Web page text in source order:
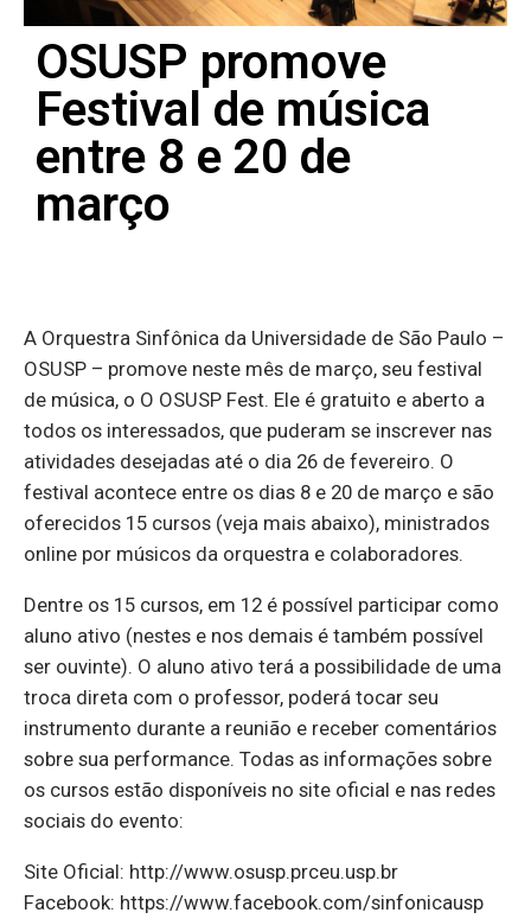
OSUSP promove
Festival de música
entre 8 e 20 de
março
A Orquestra Sinfônica da Universidade de São Paulo –
OSUSP – promove neste mês de março, seu festival
de música, o O OSUSP Fest. Ele é gratuito e aberto a
todos os interessados, que puderam se inscrever nas
atividades desejadas até o dia 26 de fevereiro. O
festival acontece entre os dias 8 e 20 de março e são
oferecidos 15 cursos (veja mais abaixo), ministrados
online por músicos da orquestra e colaboradores.
Dentre os 15 cursos, em 12 é possível participar como
aluno ativo (nestes e nos demais é também possível
ser ouvinte). O aluno ativo terá a possibilidade de uma
troca direta com o professor, poderá tocar seu
instrumento durante a reunião e receber comentários
sobre sua performance. Todas as informações sobre
os cursos estão disponíveis no site oficial e nas redes
sociais do evento:
Site Oficial: http://www.osusp.prceu.usp.br​
Facebook: https://www.facebook.com/sinfonicausp​